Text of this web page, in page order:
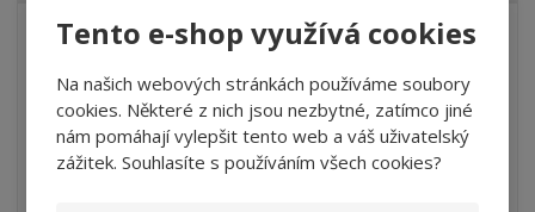
Tento e-shop využívá cookies
Na našich webových stránkách používáme soubory
cookies. Některé z nich jsou nezbytné, zatímco jiné
nám pomáhají vylepšit tento web a váš uživatelský
zážitek. Souhlasíte s používáním všech cookies?
Lupa hodinářská - Peak 2048-3
1 118 Kč
923,97 Kč bez DPH